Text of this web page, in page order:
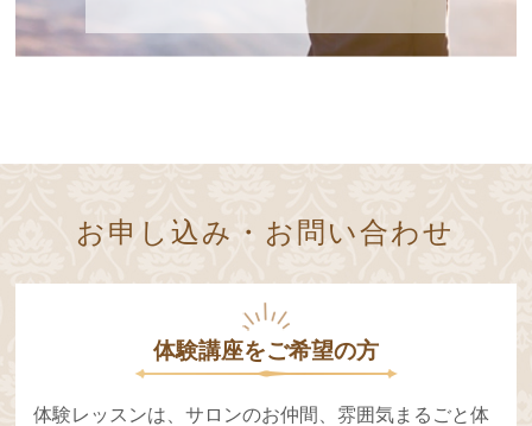
お申し込み・お問い合わせ
体験講座をご希望の⽅
体験レッスンは、サロンのお仲間、雰囲気まるごと体